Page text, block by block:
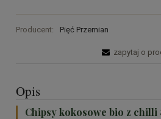
Producent: Pięć Przemian
zapytaj o
Opis
Chipsy kokosowe bio z chilli